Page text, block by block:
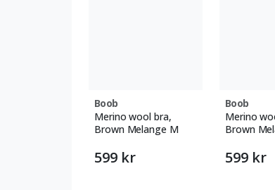
Boob
Merino wool bra,
Brown Melange M
599 kr
Boob
Merino
Brown
599 kr